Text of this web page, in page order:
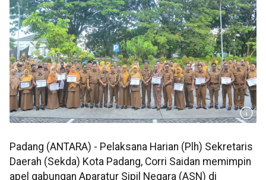
Padang (ANTARA) - Pelaksana Harian (Plh) Sekretaris
Daerah (Sekda) Kota Padang, Corri Saidan memimpin
apel gabungan Aparatur Sipil Negara (ASN) di